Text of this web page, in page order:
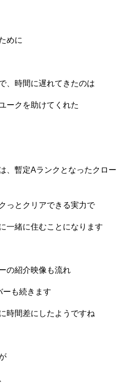
めに
、時間に遅れてきたのは
ークを助けてくれた
、暫定Aランクとなったクロー
っとクリアできる実力で
一緒に住むことになります
の紹介映像も流れ
ーも続きます
時間差にしたようですね